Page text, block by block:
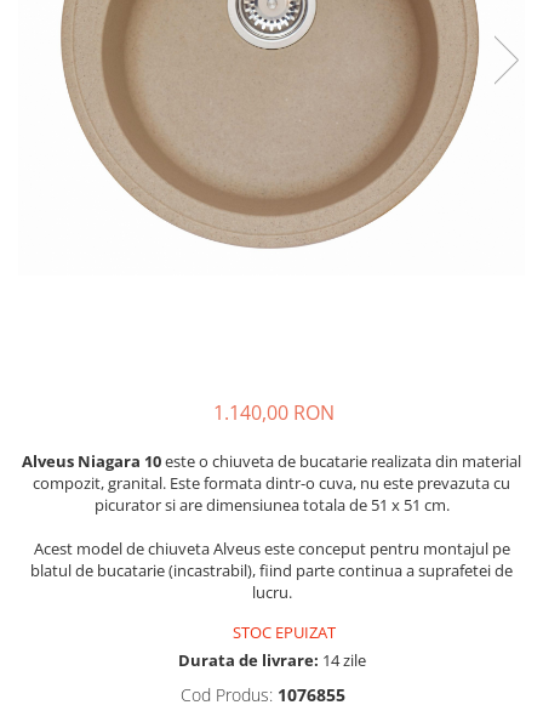
1.140,00 RON
Alveus Niagara 10este o chiuveta de bucatarie realizata din material
compozit, granital. Este formata dintr-o cuva, nu este prevazuta cu
picurator si are dimensiunea totala de 51 x 51 cm.
Acest model de chiuveta Alveus este conceput pentru montajul pe
blatul de bucatarie (incastrabil), fiind parte continua a suprafetei de
lucru.
STOC EPUIZAT
Durata de livrare: 14 zile
Cod Produs: 1076855